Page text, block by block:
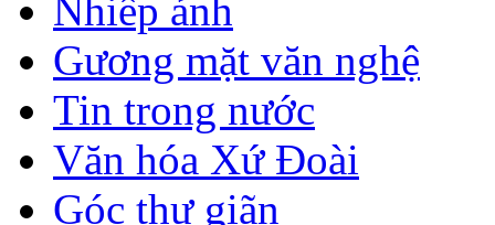
Nhiếp ảnh
Gương mặt văn nghệ
Tin trong nước
Văn hóa Xứ Đoài
Góc thư giãn